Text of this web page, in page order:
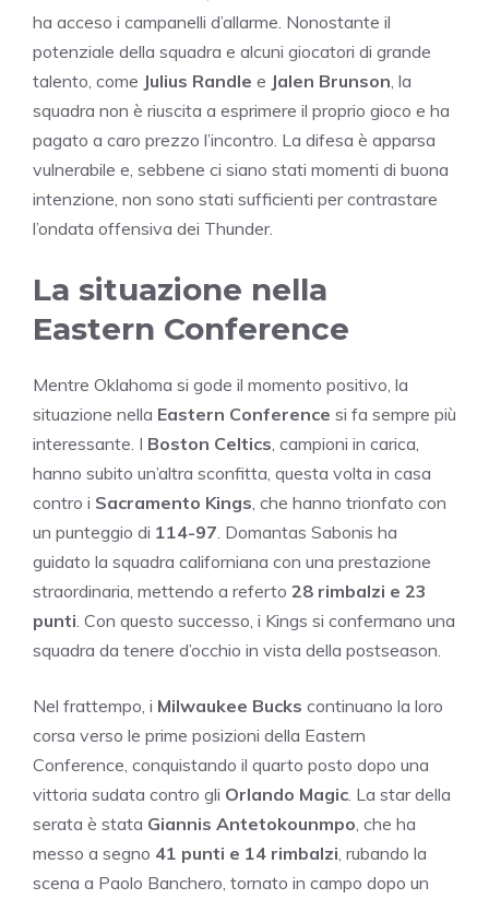
ha acceso i campanelli d’allarme. Nonostante il
potenziale della squadra e alcuni giocatori di grande
talento, come Julius Randle e Jalen Brunson , la
squadra non è riuscita a esprimere il proprio gioco e ha
pagato a caro prezzo l’incontro. La difesa è apparsa
vulnerabile e, sebbene ci siano stati momenti di buona
intenzione, non sono stati sufficienti per contrastare
l’ondata offensiva dei Thunder.
La situazione nella
Eastern Conference
Mentre Oklahoma si gode il momento positivo, la
situazione nella Eastern Conference si fa sempre più
interessante. I Boston Celtics , campioni in carica,
hanno subito un’altra sconfitta, questa volta in casa
contro i Sacramento Kings , che hanno trionfato con
un punteggio di 114-97 . Domantas Sabonis ha
guidato la squadra californiana con una prestazione
straordinaria, mettendo a referto 28 rimbalzi e 23
punti . Con questo successo, i Kings si confermano una
squadra da tenere d’occhio in vista della postseason.
Nel frattempo, i Milwaukee Bucks continuano la loro
corsa verso le prime posizioni della Eastern
Conference, conquistando il quarto posto dopo una
vittoria sudata contro gli Orlando Magic . La star della
serata è stata Giannis Antetokounmpo , che ha
messo a segno 41 punti e 14 rimbalzi , rubando la
scena a Paolo Banchero, tornato in campo dopo un